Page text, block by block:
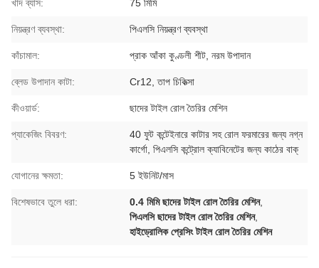
খাদ ব্যাস: 75 মিমি
নিয়ন্ত্রণ ব্যবস্থা: পিএলসি নিয়ন্ত্রণ ব্যবস্থা
কাঁচামাল: প্রাক আঁকা কুণ্ডলী শীট, নরম উপাদান
ব্লেড উপাদান কাটা: Cr12, তাপ চিকিত্সা
কীওয়ার্ড: ছাদের টাইল রোল তৈরির মেশিন
প্যাকেজিং বিবরণ:
40 ফুট কন্টেইনারে কাটার সহ রোল ফরমারের জন্য নগ্ন
কার্গো, পিএলসি কন্ট্রোল ক্যাবিনেটের জন্য কাঠের বাক্
যোগানের ক্ষমতা: 5 ইউনিট/মাস
বিশেষভাবে তুলে ধরা: 0.4 মিমি ছাদের টাইল রোল তৈরির মেশিন,
পিএলসি ছাদের টাইল রোল তৈরির মেশিন,
হাইড্রোলিক প্রেসিং টাইল রোল তৈরির মেশিন